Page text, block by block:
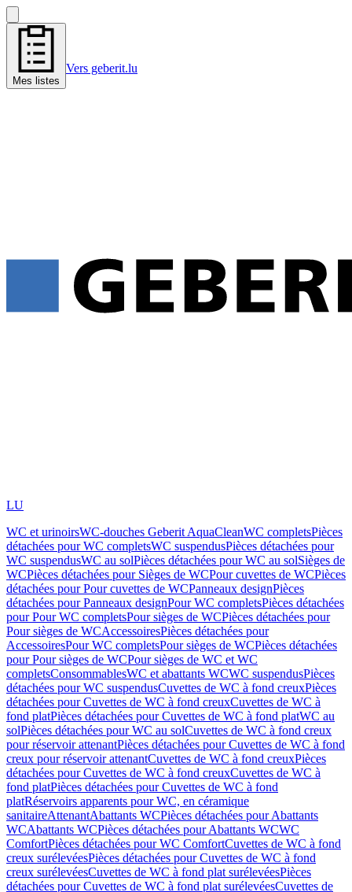
Mes listes
Vers geberit.lu
LU
WC et urinoirsWC-douches Geberit AquaCleanWC completsPièces
détachées pour WC completsWC suspendusPièces détachées pour
WC suspendusWC au solPièces détachées pour WC au solSièges de
WCPièces détachées pour Sièges de WCPour cuvettes de WCPièces
détachées pour Pour cuvettes de WCPanneaux designPièces
détachées pour Panneaux designPour WC completsPièces détachées
pour Pour WC completsPour sièges de WCPièces détachées pour
Pour sièges de WCAccessoiresPièces détachées pour
AccessoiresPour WC completsPour sièges de WCPièces détachées
pour Pour sièges de WCPour sièges de WC et WC
completsConsommablesWC et abattants WCWC suspendusPièces
détachées pour WC suspendusCuvettes de WC à fond creuxPièces
détachées pour Cuvettes de WC à fond creuxCuvettes de WC à
fond platPièces détachées pour Cuvettes de WC à fond platWC au
solPièces détachées pour WC au solCuvettes de WC à fond creux
pour réservoir attenantPièces détachées pour Cuvettes de WC à fond
creux pour réservoir attenantCuvettes de WC à fond creuxPièces
détachées pour Cuvettes de WC à fond creuxCuvettes de WC à
fond platPièces détachées pour Cuvettes de WC à fond
platRéservoirs apparents pour WC, en céramique
sanitaireAttenantAbattants WCPièces détachées pour Abattants
WCAbattants WCPièces détachées pour Abattants WCWC
ComfortPièces détachées pour WC ComfortCuvettes de WC à fond
creux surélevéesPièces détachées pour Cuvettes de WC à fond
creux surélevéesCuvettes de WC à fond plat surélevéesPièces
détachées pour Cuvettes de WC à fond plat surélevéesCuvettes de